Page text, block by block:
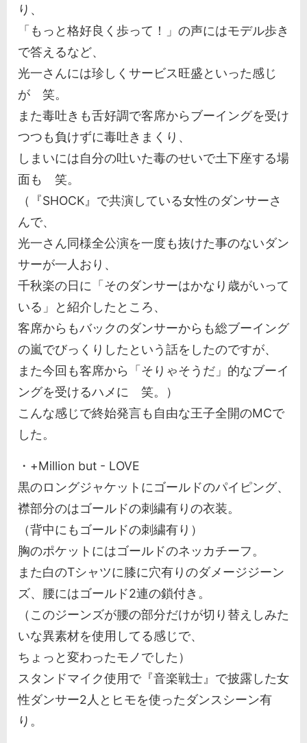
り、
「もっと格好良く歩って！」の声にはモデル歩き
で答えるなど、
光一さんには珍しくサービス旺盛といった感じ
が 笑。
また毒吐きも舌好調で客席からブーイングを受け
つつも負けずに毒吐きまくり、
しまいには自分の吐いた毒のせいで土下座する場
面も 笑。
（『SHOCK』で共演している女性のダンサーさ
んで、
光一さん同様全公演を一度も抜けた事のないダン
サーが一人おり、
千秋楽の日に「そのダンサーはかなり歳がいって
いる」と紹介したところ、
客席からもバックのダンサーからも総ブーイング
の嵐でびっくりしたという話をしたのですが、
また今回も客席から「そりゃそうだ」的なブーイ
ングを受けるハメに 笑。）
こんな感じで終始発言も自由な王子全開のMCで
した。
・+Million but - LOVE
黒のロングジャケットにゴールドのパイピング、
襟部分のはゴールドの刺繍有りの衣装。
（背中にもゴールドの刺繍有り）
胸のポケットにはゴールドのネッカチーフ。
また白のTシャツに膝に穴有りのダメージジーン
ズ、腰にはゴールド2連の鎖付き。
（このジーンズが腰の部分だけが切り替えしみた
いな異素材を使用してる感じで、
ちょっと変わったモノでした）
スタンドマイク使用で『音楽戦士』で披露した女
性ダンサー2人とヒモを使ったダンスシーン有
り。